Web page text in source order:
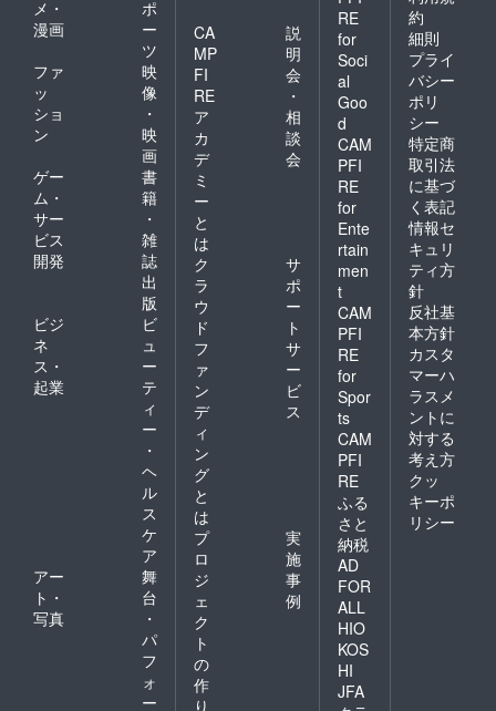
メ・
漫画
ポ
ー
ツ
ファ
ッ
ショ
ン
映
像
・
映
画
ゲー
ム・
サー
ビス
開発
書
籍
・
雑
誌
出
版
ビジ
ネ
ス・
起業
ビ
ュ
ー
テ
ィ
ー
・
ヘ
ル
ス
ケ
ア
アー
ト・
写真
舞
台
・
パ
フ
ォ
ー
CA
MP
FI
RE
ア
カ
デ
ミ
ー
と
は
説
明
会
・
相
談
会
ク
ラ
ウ
ド
フ
ァ
ン
デ
ィ
ン
グ
と
は
サ
ポ
ー
ト
サ
ー
ビ
ス
プ
ロ
ジ
ェ
ク
ト
の
作
り
実
施
事
例
RE
for
Soci
al
Goo
d
CAM
PFI
RE
for
Ente
rtain
men
t
CAM
PFI
RE
for
Spor
ts
CAM
PFI
RE
ふる
さと
納税
AD
FOR
ALL
HIO
KOS
HI
JFA
約
細則
プライ
バシー
ポリ
シー
特定商
取引法
に基づ
く表記
情報セ
キュリ
ティ方
針
反社基
本方針
カスタ
マーハ
ラスメ
ントに
対する
考え方
クッ
キーポ
リシー